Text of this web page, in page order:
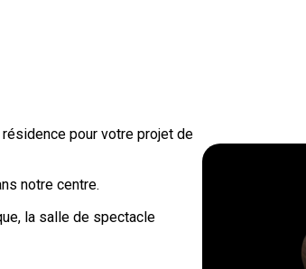
pour votre projet de
notre centre.
la salle de spectacle